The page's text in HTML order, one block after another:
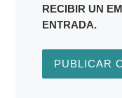
RECIBIR UN
ENTRADA.